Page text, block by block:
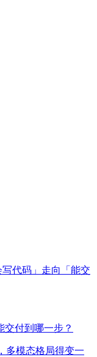
代码」走向「能交
交付到哪一步？
多模态格局得变一